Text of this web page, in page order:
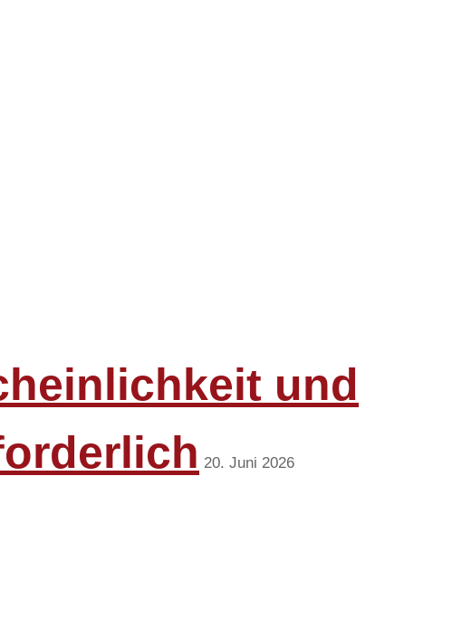
und
20. Juni 2026